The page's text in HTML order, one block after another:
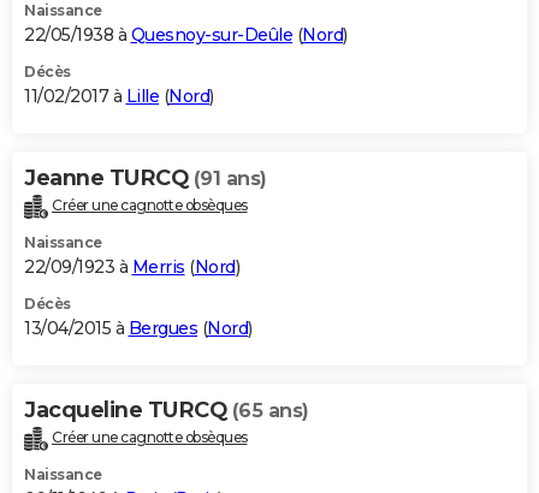
Naissance
22/05/1938 à Quesnoy-sur-Deûle (Nord)
Décès
11/02/2017 à Lille (Nord)
Jeanne TURCQ (91 ans)
Créer une cagnotte obsèques
Naissance
22/09/1923 à Merris (Nord)
Décès
13/04/2015 à Bergues (Nord)
Jacqueline TURCQ (65 ans)
Créer une cagnotte obsèques
Naissance